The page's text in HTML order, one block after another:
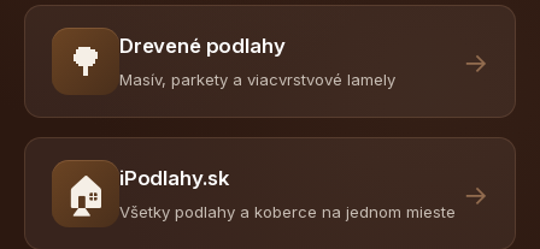
🌳 Drevené podlahy
Masív, parkety a viacvrstvové lamely
→
🏠 iPodlahy.sk
Všetky podlahy a koberce na jednom mieste
→